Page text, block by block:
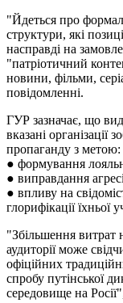
"Йдеться про
структури, які
насправді на
"патріотичний
новини, фільми,
повідомленні.
ГУР зазначає, що
вказані організації
пропаганду з метою:
● формування
● виправдання
● впливу на
глорифікації їхньої
"Збільшення витрат
аудиторії може
офіційних
спробу путінської
середовище на